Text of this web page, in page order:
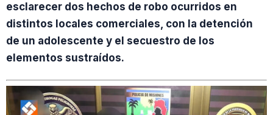
esclarecer dos hechos de robo ocurridos en
distintos locales comerciales, con la detención
de un adolescente y el secuestro de los
elementos sustraídos.